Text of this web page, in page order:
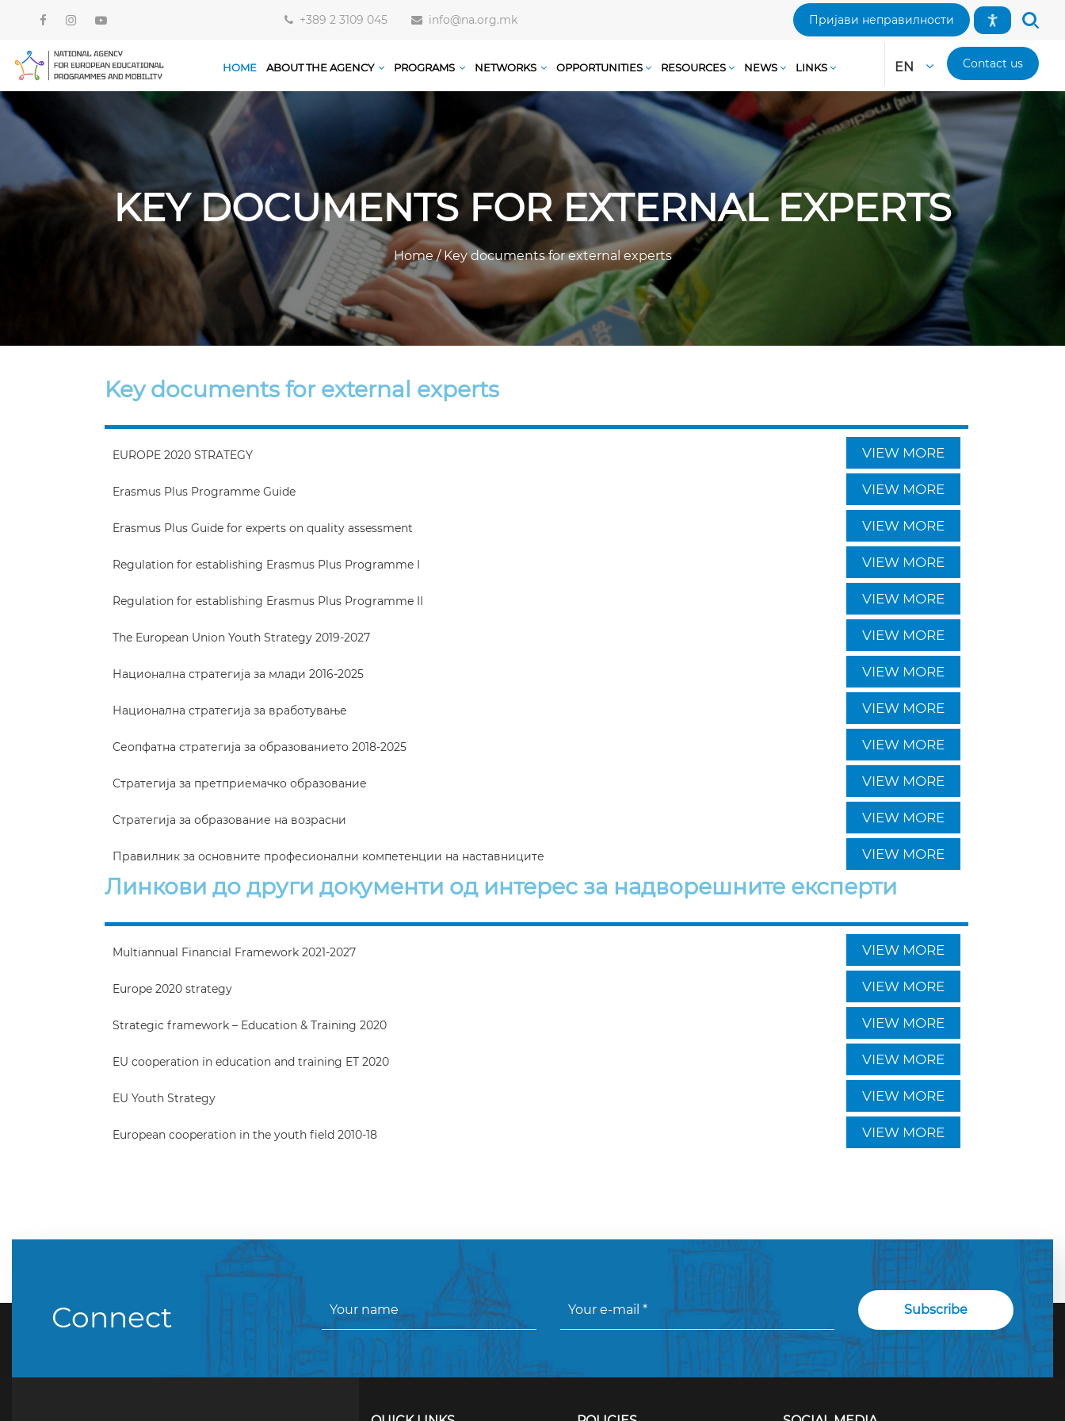
+389 2 3109 045 info@na.org.mk Пријави неправилности
HOME ABOUT THE AGENCY PROGRAMS NETWORKS OPPORTUNITIES RESOURCES NEWS LINKS EN Contact us
KEY DOCUMENTS FOR EXTERNAL EXPERTS
Home/Key documents for external experts
Key documents for external experts
EUROPE 2020 STRATEGY VIEW MORE
Erasmus Plus Programme Guide VIEW MORE
Erasmus Plus Guide for experts on quality assessment VIEW MORE
Regulation for establishing Erasmus Plus Programme I VIEW MORE
Regulation for establishing Erasmus Plus Programme II VIEW MORE
The European Union Youth Strategy 2019-2027 VIEW MORE
Национална стратегија за млади 2016-2025 VIEW MORE
Национална стратегија за вработување VIEW MORE
Сеопфатна стратегија за образованието 2018-2025 VIEW MORE
Стратегија за претприемачко образование VIEW MORE
Стратегија за образование на возрасни VIEW MORE
Правилник за основните професионални компетенции на наставниците VIEW MORE
Линкови до други документи од интерес за надворешните експерти
Multiannual Financial Framework 2021-2027 VIEW MORE
Europe 2020 strategy VIEW MORE
Strategic framework – Education & Training 2020 VIEW MORE
EU cooperation in education and training ET 2020 VIEW MORE
EU Youth Strategy VIEW MORE
European cooperation in the youth field 2010-18 VIEW MORE
Connect